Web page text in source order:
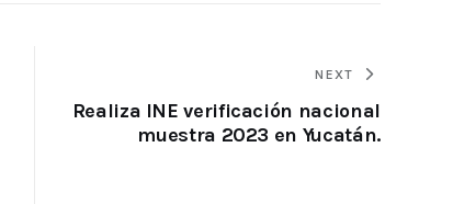
NEXT
Realiza INE verificación nacional
muestra 2023 en Yucatán.